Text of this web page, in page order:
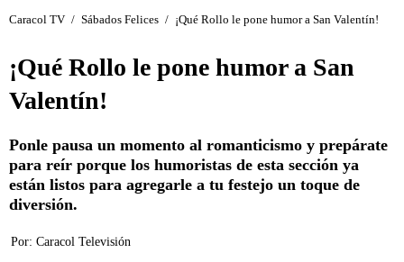
Caracol TV / Sábados Felices / ¡Qué Rollo le pone humor a San Valentín!
¡Qué Rollo le pone humor a San
Valentín!
Ponle pausa un momento al romanticismo y prepárate
para reír porque los humoristas de esta sección ya
están listos para agregarle a tu festejo un toque de
diversión.
Por: Caracol Televisión